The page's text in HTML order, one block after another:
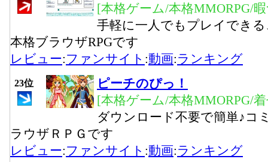
[本格ゲーム/本格MMORPG/
手軽に一人でもプレイでき
本格ブラウザRPGです
レビュー:ファンサイト :動画:ランキング
23位
ピーチのぴっ！
[本格ゲーム/本格MMORPG/
ダウンロード不要で簡単♪コ
ラウザＲＰＧです
レビュー:ファンサイト :動画:ランキング